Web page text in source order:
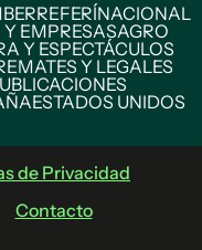
REFERÍNACIONAL
EMPRESASAGRO
Y ESPECTÁCULOS
Y LEGALES
ESTADOS UNIDOS
de Privacidad
Contacto